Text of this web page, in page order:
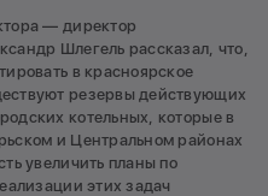
— директор
Шлегель рассказал, что,
в красноярское
резервы действующих
котельных, которые в
и Центральном районах
увеличить планы по
этих задач